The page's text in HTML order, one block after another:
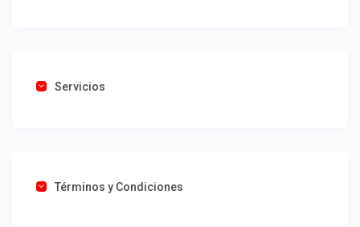
Servicios
Términos y Condiciones